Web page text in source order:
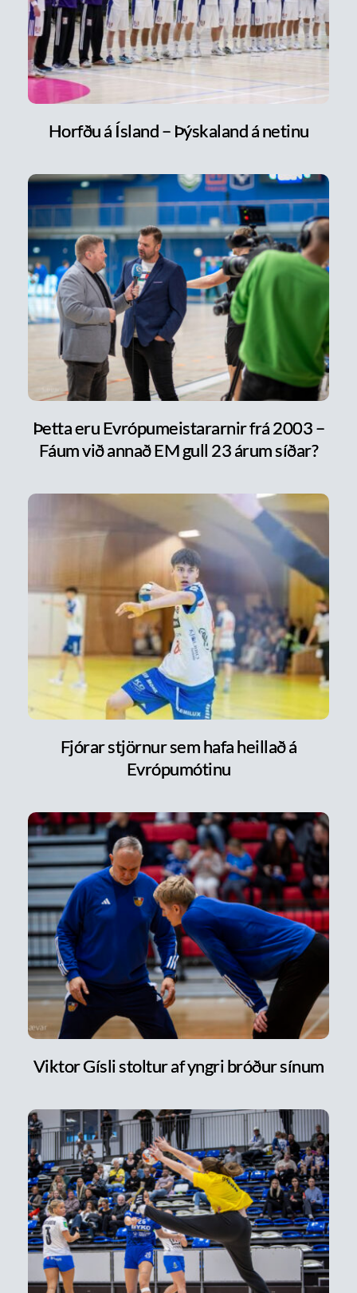
Horfðu á Ísland – Þýskaland á netinu
Þetta eru Evrópumeistararnir frá 2003 –
Fáum við annað EM gull 23 árum síðar?
Fjórar stjörnur sem hafa heillað á
Evrópumótinu
Viktor Gísli stoltur af yngri bróður sínum